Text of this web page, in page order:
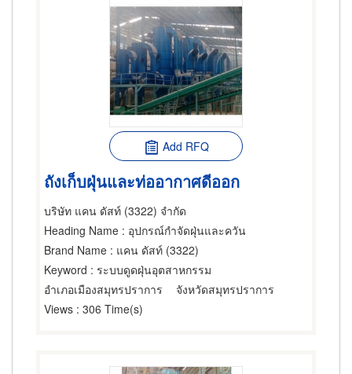
Add RFQ
ถังเก็บฝุ่นและท่ออากาศดีออก
บริษัท แคน ดัสท์ (3322) จำกัด
Heading Name : อุปกรณ์กำจัดฝุ่นและควัน
Brand Name : แคน ดัสท์ (3322)
Keyword : ระบบดูดฝุ่นอุตสาหกรรม
อำเภอเมืองสมุทรปราการ
จังหวัดสมุทรปราการ
Views : 306 Time(s)